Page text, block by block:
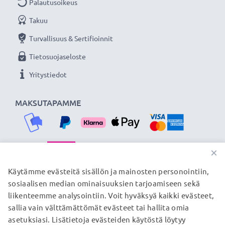
Kaapelimateriaali
Liitinmateriaali
Väri: Valkoinen
★3 vuoden takuu
Olemme vuonna 2004 perustettu kansainvälinen
siksi tarjoamme 36 kuukauden takuun!
MAKSUTAPAMME
Palautusoikeus
Takuu
Turvallisuus & Sertifioinnit
Tietosuojaseloste
Yritystiedot
TOIMITUSKUMPPANIMME
© subtel.fi 2026
Kaikki hinnat sisältävät arvonlisäveron, mutta ei
×
Käytämme evästeitä sisällön ja mainosten personointiin,
sosiaalisen median ominaisuuksien tarjoamiseen sekä
liikenteemme analysointiin. Voit hyväksyä kaikki evästeet,
sallia vain välttämättömät evästeet tai hallita omia
asetuksiasi. Lisätietoja evästeiden käytöstä löytyy